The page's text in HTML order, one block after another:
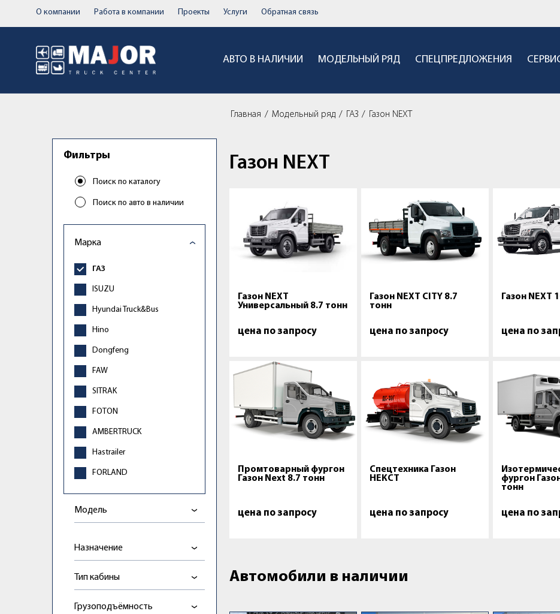
О компании Работа в компании Проекты Услуги Обратная связь
АВТО В НАЛИЧИИ МОДЕЛЬНЫЙ РЯД СПЕЦПРЕДЛОЖЕНИЯ
Главная Модельный ряд ГАЗ Газон NEXT
Фильтры
Поиск по каталогу
Поиск по авто в наличии
Марка
ГАЗ
ISUZU
Hyundai Truck&Bus
Hino
Dongfeng
FAW
SITRAK
FOTON
AMBERTRUCK
Hastrailer
FORLAND
Модель
Назначение
Тип кабины
Грузоподъёмность
Газон NEXT
Газон NEXT
Газон NEXT
Универсальный 8.7 тонн
цена по запросу
Газон NEXT CITY 8.7
тонн
цена по запросу
Газон NEXT
цена по
Промтоварный фургон
Газон Next 8.7 тонн
цена по запросу
Спецтехника Газон
НЕКСТ
цена по запросу
фургон
тонн
цена по
Автомобили в наличии